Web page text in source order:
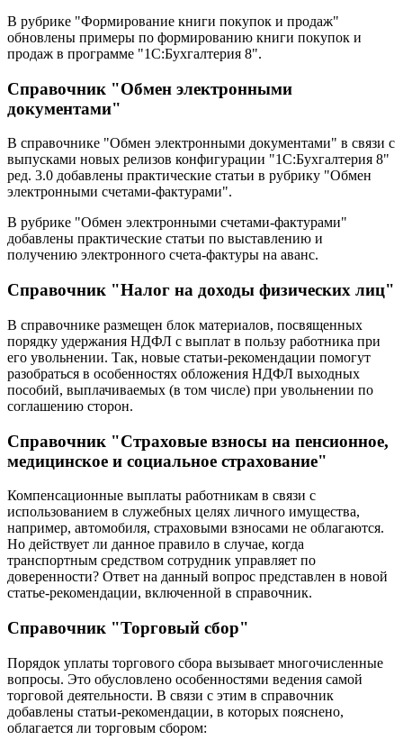
В рубрике "Формирование книги покупок и продаж"
обновлены примеры по формированию книги покупок и
продаж в программе "1С:Бухгалтерия 8".
Справочник "Обмен электронными
документами"
В справочнике "Обмен электронными документами" в связи с
выпусками новых релизов конфигурации "1С:Бухгалтерия 8"
ред. 3.0 добавлены практические статьи в рубрику "Обмен
электронными счетами-фактурами".
В рубрике "Обмен электронными счетами-фактурами"
добавлены практические статьи по выставлению и
получению электронного счета-фактуры на аванс.
Справочник "Налог на доходы физических лиц"
В справочнике размещен блок материалов, посвященных
порядку удержания НДФЛ с выплат в пользу работника при
его увольнении. Так, новые статьи-рекомендации помогут
разобраться в особенностях обложения НДФЛ выходных
пособий, выплачиваемых (в том числе) при увольнении по
соглашению сторон.
Справочник "Страховые взносы на пенсионное,
медицинское и социальное страхование"
Компенсационные выплаты работникам в связи с
использованием в служебных целях личного имущества,
например, автомобиля, страховыми взносами не облагаются.
Но действует ли данное правило в случае, когда
транспортным средством сотрудник управляет по
доверенности? Ответ на данный вопрос представлен в новой
статье-рекомендации, включенной в справочник.
Справочник "Торговый сбор"
Порядок уплаты торгового сбора вызывает многочисленные
вопросы. Это обусловлено особенностями ведения самой
торговой деятельности. В связи с этим в справочник
добавлены статьи-рекомендации, в которых пояснено,
облагается ли торговым сбором: